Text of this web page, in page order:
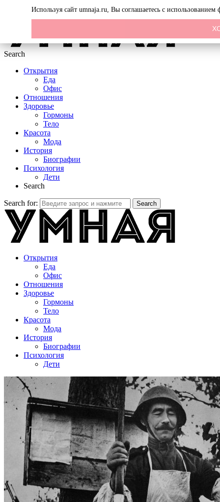
Search
Открытия
Еда
Офис
Отношения
Здоровье
Гормоны
Тело
Красота
Мода
История
Биографии
Психология
Дети
Search
Search for: Search
Открытия
Еда
Офис
Отношения
Здоровье
Гормоны
Тело
Красота
Мода
История
Биографии
Психология
Дети
Используя сайт umnaja.ru, Вы соглашаетесь с использованием